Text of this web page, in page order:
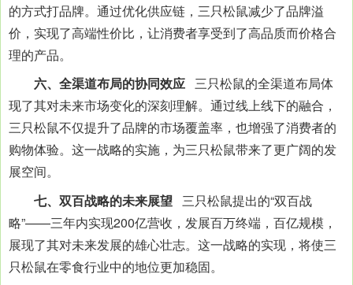
的方式打品牌。通过优化供应链，三只松鼠减少了品牌溢
价，实现了高端性价比，让消费者享受到了高品质而价格合
理的产品。
六、全渠道布局的协同效应 三只松鼠的全渠道布局体
现了其对未来市场变化的深刻理解。通过线上线下的融合，
三只松鼠不仅提升了品牌的市场覆盖率，也增强了消费者的
购物体验。这一战略的实施，为三只松鼠带来了更广阔的发
展空间。
七、双百战略的未来展望 三只松鼠提出的“双百战
略”——三年内实现200亿营收，发展百万终端，百亿规模，
展现了其对未来发展的雄心壮志。这一战略的实现，将使三
只松鼠在零食行业中的地位更加稳固。